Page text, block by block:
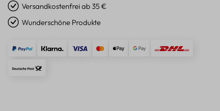
Versandkostenfrei ab 35 €
Wunderschöne Produkte